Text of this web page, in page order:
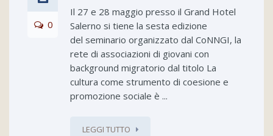
0
Il 27 e 28 maggio presso il Grand Hotel
Salerno si tiene la sesta edizione
del seminario organizzato dal CoNNGI, la
rete di associazioni di giovani con
background migratorio dal titolo La
cultura come strumento di coesione e
promozione sociale è ...
LEGGI TUTTO